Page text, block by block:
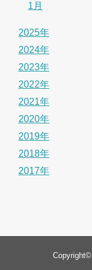
1月
2025年
2024年
2023年
2022年
2021年
2020年
2019年
2018年
2017年
Copyright©